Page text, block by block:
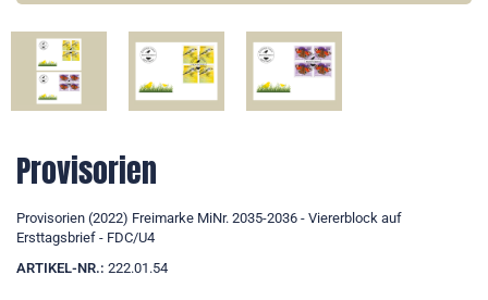
Provisorien
Provisorien (2022) Freimarke MiNr. 2035-2036 - Viererblock auf
Ersttagsbrief - FDC/U4
ARTIKEL-NR.: 222.01.54